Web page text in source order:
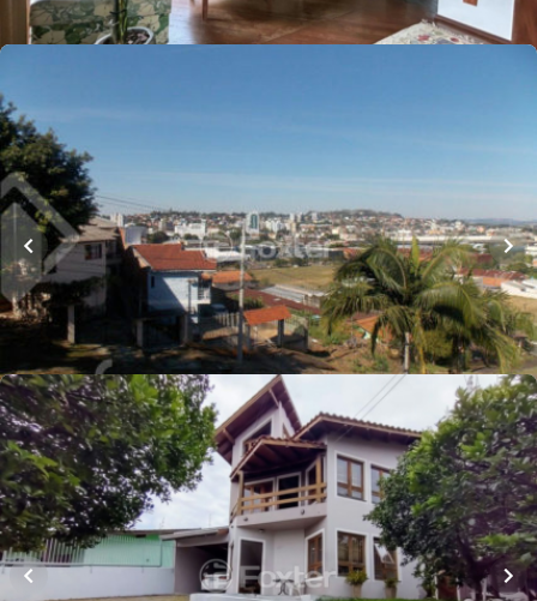
Whatsapp
Cód.926445
Loft Marketplace
328m²
Casa
Rua Santa Sofia,Ideal,Novo Hamburgo
Whatsapp
1013242
R$980.000,00
296m²•4quartos•2 banheiros• 2vagas
Casa
Rua Tupanciretã,Ideal,Novo Hamburgo